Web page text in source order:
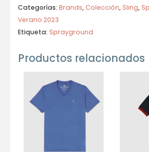
Categorías: Brands, Colección, Sling,
Verano 2023
Etiqueta: Sprayground
Productos relacionados